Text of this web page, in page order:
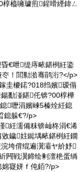
橀噰璩煎鍟嗗緸鍏ㄥ
€呭缇庤畩鍖栵紝鍌
！閭勬湁骞鹃洐?</p>
圭櫦鍩?018绉嬪瑷傝
勫湴鍖仛锛?00椁樺
嚦涓嬪崍5榛烇紝鎴
鎴躲€?/p>
紝濡備粖锛屾柊涓€浠
鐬妵鐑堣畩鍖栵紝鐗
垮偝绲遍瀷灞ヤ紒妤
闁戦瀷鍗绘剰澶栬蛋绱
寲姘ｆ伅銆?/p>